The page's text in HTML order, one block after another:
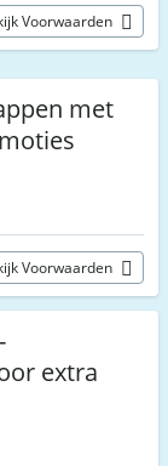
Voorwaarden
met
Voorwaarden
extra